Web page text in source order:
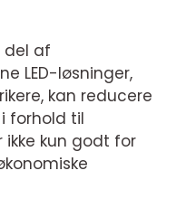
del af
LED-løsninger,
kan reducere
forhold til
ikke kun godt for